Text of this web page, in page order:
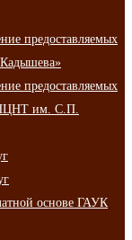
предоставляемых
предоставляемых
им. С.П.
основе ГАУК